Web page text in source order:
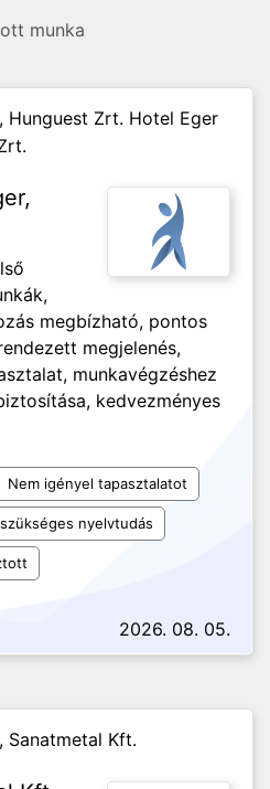
munka
Hunguest Zrt. Hotel Eger
megbízható, pontos
megjelenés,
munkavégzéshez
kedvezményes
Nem igényel tapasztalatot
nyelvtudás
2026. 08. 05.
Sanatmetal Kft.